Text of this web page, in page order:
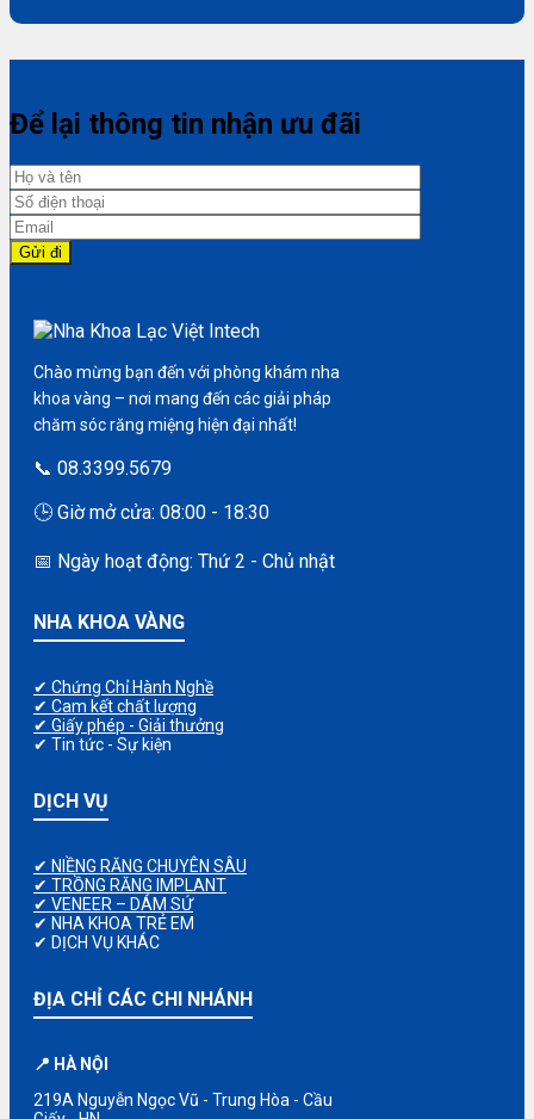
Để lại thông tin nhận ưu đãi
Chào mừng bạn đến với phòng khám nha
khoa vàng – nơi mang đến các giải pháp
chăm sóc răng miệng hiện đại nhất!
📞 08.3399.5679
🕒 Giờ mở cửa: 08:00 - 18:30
📅 Ngày hoạt động: Thứ 2 - Chủ nhật
NHA KHOA VÀNG
✔ Chứng Chỉ Hành Nghề
✔ Cam kết chất lượng
✔ Giấy phép - Giải thưởng
✔ Tin tức - Sự kiện
DỊCH VỤ
✔ NIỀNG RĂNG CHUYÊN SÂU
✔ TRỒNG RĂNG IMPLANT
✔ VENEER – DÁM SỨ
✔ NHA KHOA TRẺ EM
✔ DỊCH VỤ KHÁC
ĐỊA CHỈ CÁC CHI NHÁNH
📍 HÀ NỘI
219A Nguyễn Ngọc Vũ - Trung Hòa - Cầu